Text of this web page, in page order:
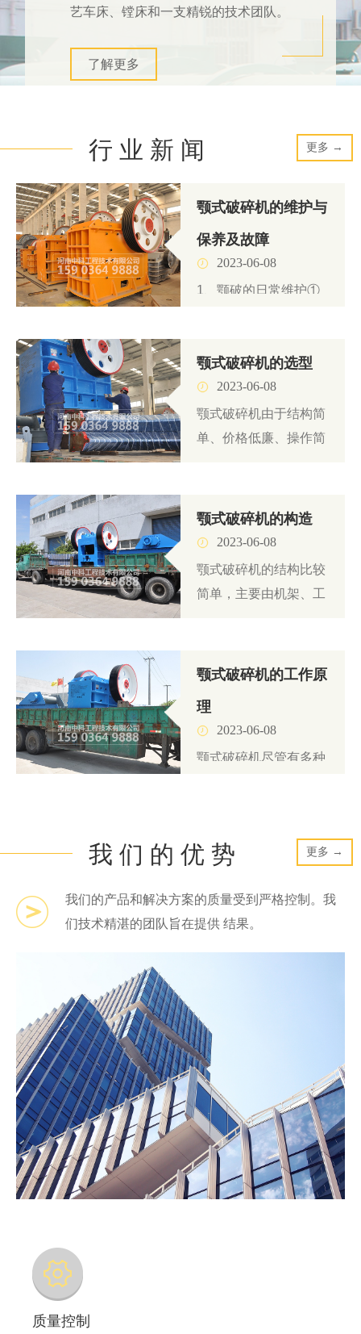
艺车床、镗床和一支精锐的技术团队。
了解更多
行 业 新 闻 更多 →
颚式破碎机的维护与
保养及故障
2023-06-08
1、颚破的日常维护①
颚式破碎机的选型
2023-06-08
颚式破碎机由于结构简
单、价格低廉、操作简
颚式破碎机的构造
2023-06-08
颚式破碎机的结构比较
简单，主要由机架、工
颚式破碎机的工作原
理
2023-06-08
颚式破碎机尽管有多种
我 们 的 优 势 更多 →
我们的产品和解决方案的质量受到严格控制。我
们技术精湛的团队旨在提供 结果。
质量控制